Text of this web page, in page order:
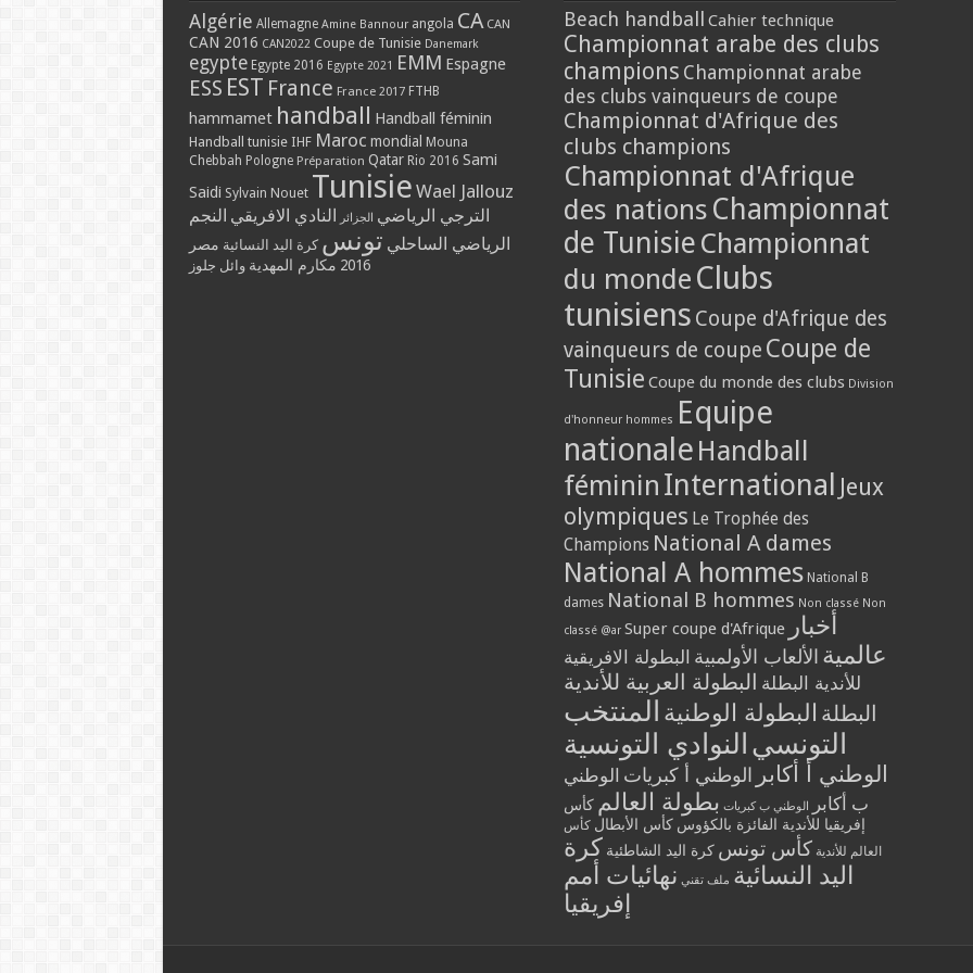
Algérie Allemagne Amine Bannour angola CA CAN
CAN 2016 CAN2022 Coupe de Tunisie Danemark
egypte Egypte 2016 Egypte 2021 EMM Espagne
ESS EST France France 2017 FTHB
hammamet handball Handball féminin
Handball tunisie IHF Maroc mondial Mouna
Chebbah Pologne Préparation Qatar Rio 2016 Sami
Saidi Sylvain Nouet Tunisie Wael Jallouz
الترجي الرياضي الجزائر النادي الافريقي النجم
الرياضي الساحلي تونس كرة اليد النسائية مصر
2016 مكارم المهدية وائل جلوز
Beach handball Cahier technique
Championnat arabe des clubs
champions Championnat arabe
des clubs vainqueurs de coupe
Championnat d'Afrique des
clubs champions
Championnat d'Afrique
des nations Championnat
de Tunisie Championnat
du monde Clubs
tunisiens Coupe d'Afrique des
vainqueurs de coupe Coupe de
Tunisie Coupe du monde des clubs Division
d'honneur hommes Equipe
nationale Handball
féminin International Jeux
olympiques Le Trophée des
Champions National A dames
National A hommes National B
dames National B hommes Non classé Non
classé @ar Super coupe d'Afrique أخبار
عالمية الألعاب الأولمبية البطولة الافريقية
للأندية البطلة البطولة العربية للأندية
البطلة البطولة الوطنية المنتخب
التونسي النوادي التونسية
الوطني أ أكابر الوطني أ كبريات الوطني
ب أكابر
الوطني ب كبريات بطولة العالم كأس
إفريقيا للأندية الفائزة بالكؤوس كأس الأبطال كأس
العالم للأندية كأس تونس كرة اليد الشاطئية كرة
اليد النسائية ملف تقني نهائيات أمم
إفريقيا